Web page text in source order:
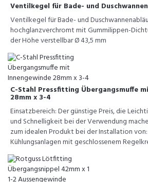
Ventilkegel für Bade- und
Ventilkegel für Bade- und
hochglanzverchromt mit Gummilippen-
der Höhe verstellbar Ø 43,5 mm
C-Stahl Pressfitting Übergangsmuffe
28mm x 3-4
Einsatzbereich: Der günstige Preis, die
und Schnelligkeit bei der Verwendung
zum idealen Produkt bei der Installation
Kühlungsanlagen mit geschlossenem